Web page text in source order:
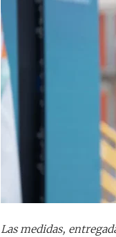
Las medidas,